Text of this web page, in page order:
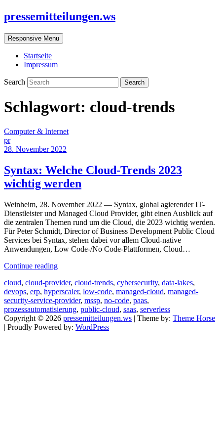
pressemitteilungen.ws
Responsive Menu
Startseite
Impressum
Search
Schlagwort: cloud-trends
Computer & Internet
pr
28. November 2022
Syntax: Welche Cloud-Trends 2023
wichtig werden
Weinheim, 28. November 2022 — Syntax, global agierender IT-
Dienstleister und Managed Cloud Provider, gibt einen Ausblick auf
die zentralen Themen rund um die Cloud, die 2023 wichtig werden.
Für Peter Schmidt, Director of Business Development Public Cloud
Services bei Syntax, stehen dabei vor allem Cloud-native
Anwendungen, Low Code-/No Code-Plattformen, Cloud…
Continue reading
cloud, cloud-provider, cloud-trends, cybersecurity, data-lakes,
devops, erp, hyperscaler, low-code, managed-cloud, managed-
security-service-provider, mssp, no-code, paas,
prozessautomatisierung, public-cloud, saas, serverless
Copyright © 2026 pressemitteilungen.ws | Theme by: Theme Horse
| Proudly Powered by: WordPress